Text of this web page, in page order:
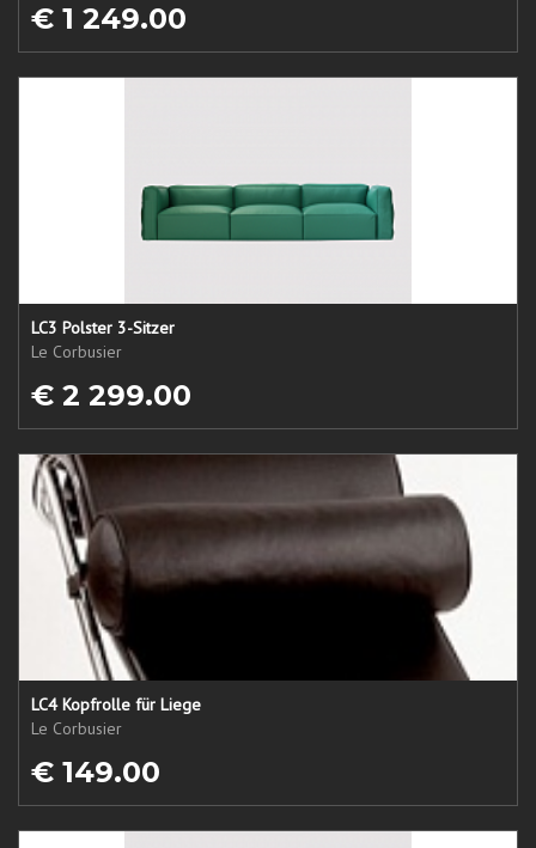
€ 1 249.00
LC3 Polster 3-Sitzer
Le Corbusier
€ 2 299.00
LC4 Kopfrolle für Liege
Le Corbusier
€ 149.00